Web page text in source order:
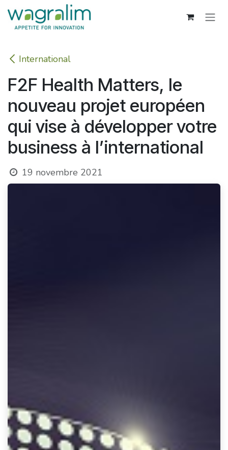
Se rendre au contenu
International
F2F Health Matters, le
nouveau projet européen
qui vise à développer votre
business à l’international
19 novembre 2021